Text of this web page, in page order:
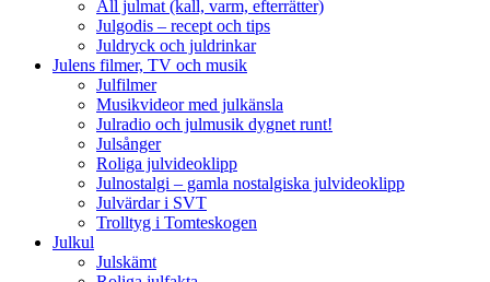
All julmat (kall, varm, efterrätter)
Julgodis – recept och tips
Juldryck och juldrinkar
Julens filmer, TV och musik
Julfilmer
Musikvideor med julkänsla
Julradio och julmusik dygnet runt!
Julsånger
Roliga julvideoklipp
Julnostalgi – gamla nostalgiska julvideoklipp
Julvärdar i SVT
Trolltyg i Tomteskogen
Julkul
Julskämt